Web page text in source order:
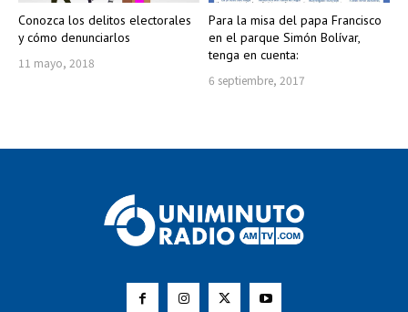
Conozca los delitos electorales
y cómo denunciarlos
11 mayo, 2018
Para la misa del papa Francisco
en el parque Simón Bolívar,
tenga en cuenta:
6 septiembre, 2017